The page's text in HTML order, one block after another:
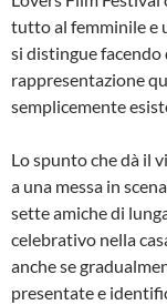
tutto al femminile e
si distingue
rappresentazione
semplicemente
Lo spunto che dà il
a una messa in
sette amiche di
celebrativo nella
anche se
presentate e